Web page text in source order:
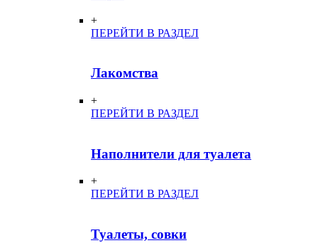
+
ПЕРЕЙТИ В РАЗДЕЛ
Лакомства
+
ПЕРЕЙТИ В РАЗДЕЛ
Наполнители для туалета
+
ПЕРЕЙТИ В РАЗДЕЛ
Туалеты, совки